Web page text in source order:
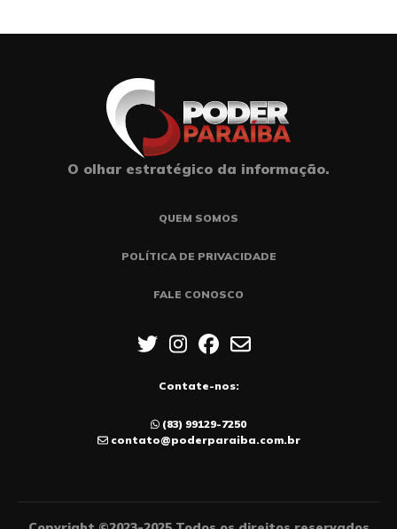
O olhar estratégico da informação.
QUEM SOMOS
POLÍTICA DE PRIVACIDADE
FALE CONOSCO
Contate-nos:
(83) 99129-7250
contato@poderparaiba.com.br